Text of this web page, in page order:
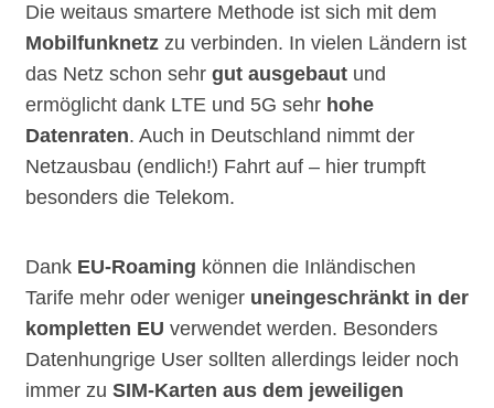
Die weitaus smartere Methode ist sich mit dem
Mobilfunknetz zu verbinden. In vielen Ländern ist
das Netz schon sehr gut ausgebaut und
ermöglicht dank LTE und 5G sehr hohe
Datenraten. Auch in Deutschland nimmt der
Netzausbau (endlich!) Fahrt auf – hier trumpft
besonders die Telekom.
Dank EU-Roaming können die Inländischen
Tarife mehr oder weniger uneingeschränkt in der
kompletten EU verwendet werden. Besonders
Datenhungrige User sollten allerdings leider noch
immer zu SIM-Karten aus dem jeweiligen